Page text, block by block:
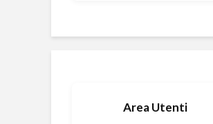
Area Utenti